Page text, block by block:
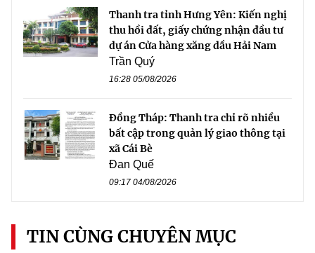
Thanh tra tỉnh Hưng Yên: Kiến nghị
thu hồi đất, giấy chứng nhận đầu tư
dự án Cửa hàng xăng dầu Hải Nam
Trần Quý
16:28 05/08/2026
Đồng Tháp: Thanh tra chỉ rõ nhiều
bất cập trong quản lý giao thông tại
xã Cái Bè
Đan Quế
09:17 04/08/2026
TIN CÙNG CHUYÊN MỤC